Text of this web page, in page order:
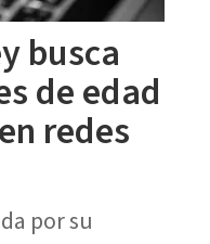
busca
de edad
redes
por su